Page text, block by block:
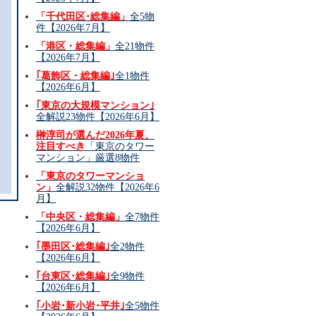
「千代田区･総集編」 全5物
件【2026年7月】
「港区・総集編」 全21物件
【2026年7月】
｢葛飾区・総集編｣全1物件
【2026年6月】
｢東京の大規模マンション｣
全解説23物件【2026年6月】
榊淳司が選んだ2026年夏、
注目すべき
「東京のタワー
マンション」厳選8物件
「東京のタワーマンショ
ン」 全解説32物件【2026年6
月】
「中央区・総集編」 全7物件
【2026年6月】
｢墨田区･総集編｣全2物件
【2026年6月】
｢台東区･総集編｣全9物件
【2026年6月】
｢小岩･新小岩･平井｣全5物件